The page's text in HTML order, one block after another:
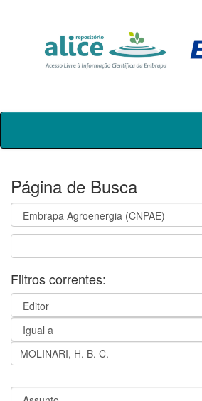
Skip
Página de Busca
Filtros correntes: